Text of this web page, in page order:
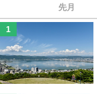
先月